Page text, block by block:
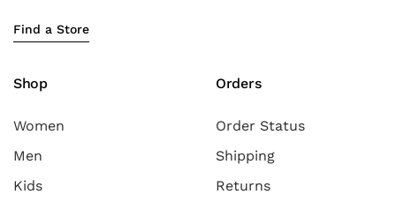
Find a Store
Shop
Women
Men
Kids
Orders
Order Status
Shipping
Returns